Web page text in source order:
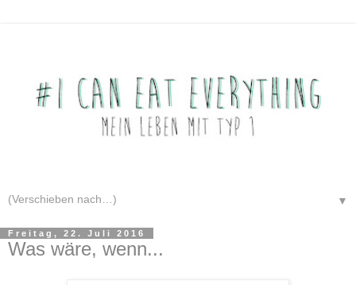
▼
Freitag, 22. Juli 2016
Was wäre, wenn...